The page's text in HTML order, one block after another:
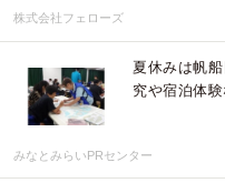
株式会社フェローズ
夏休みは帆
究や宿泊体
みなとみらいPRセンター